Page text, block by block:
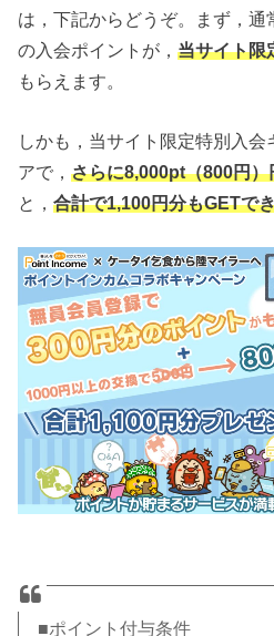
は，下記からどうぞ。まず，通
の入会ポイントが，当サイト限
もらえます。
しかも，当サイト限定特別入会
アで，さらに8,000pt（800円）
と，合計で1,100円分もGETで
■ポイント付与条件